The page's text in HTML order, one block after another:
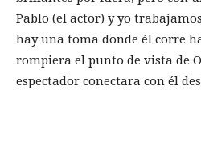
Pablo (el actor) y yo
hay una toma donde él corre
rompiera el punto de vista de
espectador conectara con él